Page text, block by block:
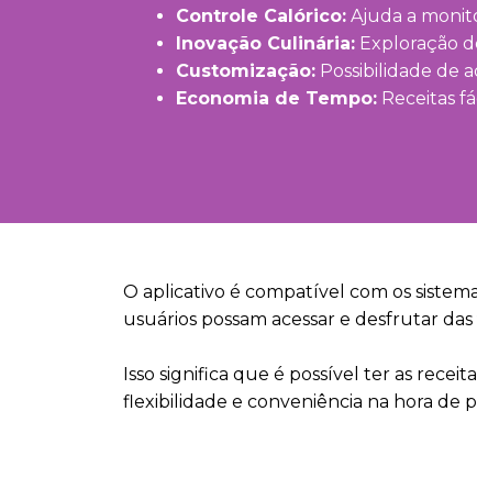
Controle Calórico: Ajuda a
Inovação Culinária: Exploração
Customização: Possibilidade de
Economia de Tempo: Receitas
O aplicativo é compatível com os
usuários possam acessar e desfrutar
Isso significa que é possível ter as
flexibilidade e conveniência na hora de